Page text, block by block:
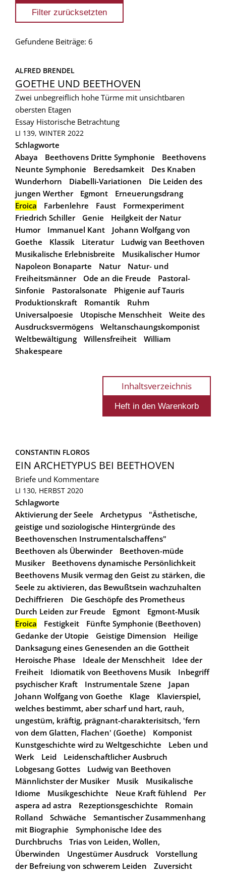
Gefundene Beiträge: 6
ALFRED BRENDEL
GOETHE UND BEETHOVEN
Zwei unbegreiflich hohe Türme mit unsichtbaren
obersten Etagen
Essay Historische Betrachtung
LI 139, WINTER 2022
Schlagworte
Abaya
Beethovens Dritte Symphonie
Beethovens
Neunte Symphonie
Beredsamkeit
Des Knaben
Wunderhorn
Diabelli-Variationen
Die Leiden des
jungen Werther
Egmont
Erneuerungsdrang
Eroica
Farbenlehre Faust
Formexperiment
Friedrich Schiller
Genie
Heilgkeit der Natur
Humor
Immanuel Kant
Johann Wolfgang von
Goethe
Klassik Literatur
Ludwig van Beethoven
Musikalische Erlebnisbreite
Musikalischer Humor
Napoleon Bonaparte
Natur
Natur- und
Freiheitsmänner
Ode an die Freude
Pastoral-
Sinfonie
Pastoralsonate
Phigenie auf Tauris
Produktionskraft
Romantik
Ruhm
Universalpoesie
Utopische Menschheit
Weite des
Ausdrucksvermögens
Weltanschaungskomponist
Weltbewältigung
Willensfreiheit
William
Shakespeare
Inhaltsverzeichnis
CONSTANTIN FLOROS
EIN ARCHETYPUS BEI BEETHOVEN
Briefe und Kommentare
LI 130, HERBST 2020
Schlagworte
Aktivierung der Seele
Archetypus
"Ästhetische,
geistige und soziologische Hintergründe des
Beethovenschen Instrumentalschaffens"
Beethoven als Überwinder
Beethoven-müde
Musiker
Beethovens dynamische Persönlichkeit
Beethovens Musik vermag den Geist zu stärken, die
Seele zu aktivieren, das Bewußtsein wachzuhalten
Dechiffrieren
Die Geschöpfe des Prometheus
Durch Leiden zur Freude
Egmont
Egmont-Musik
Eroica
Festigkeit
Fünfte Symphonie (Beethoven)
Gedanke der Utopie
Geistige Dimension
Heilige
Danksagung eines Genesenden an die Gottheit
Heroische Phase
Ideale der Menschheit
Idee der
Freiheit
Idiomatik von Beethovens Musik
Inbegriff
psychischer Kraft
Instrumentale Szene
Japan
Johann Wolfgang von Goethe
Klage
Klavierspiel,
welches bestimmt, aber scharf und hart, rauh,
ungestüm, kräftig, prägnant-charakterisitsch, 'fern
von dem Glatten, Flachen' (Goethe)
Komponist
Kunstgeschichte wird zu Weltgeschichte
Leben und
Werk
Leid
Leidenschaftlicher Ausbruch
Lobgesang Gottes
Ludwig van Beethoven
Männlichster der Musiker
Musik
Musikalische
Idiome
Musikgeschichte Neue Kraft fühlend
Per
aspera ad astra
Rezeptionsgeschichte
Romain
Rolland
Schwäche
Semantischer Zusammenhang
mit Biographie
Symphonische Idee des
Durchbruchs
Trias von Leiden, Wollen,
Überwinden
Ungestümer Ausdruck
Vorstellung
der Befreiung von schwerem Leiden
Zuversicht